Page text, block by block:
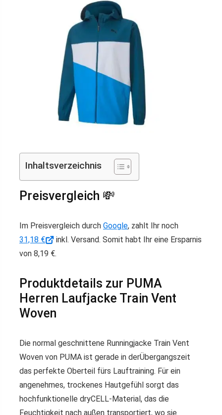
Inhaltsverzeichnis
Preisvergleich 💸
Im Preisvergleich durch Google, zahlt Ihr noch
31,18 €
inkl. Versand. Somit habt Ihr eine Ersparnis
von 8,19 €.
Produktdetails zur PUMA
Herren Laufjacke Train Vent
Woven
Die normal geschnittene Runningjacke Train Vent
Woven von PUMA ist gerade in derÜbergangszeit
das perfekte Oberteil fürs Lauftraining. Für ein
angenehmes, trockenes Hautgefühl sorgt das
hochfunktionelle dryCELL-Material, das die
Feuchtigkeit nach außen transportiert, wo sie